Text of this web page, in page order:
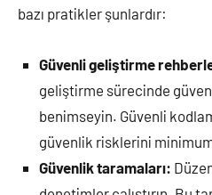
bazı pratikler şunlardır:
Güvenli geliştirme
geliştirme sürecinde
benimseyin. Güvenli
güvenlik risklerini
Güvenlik taramaları: